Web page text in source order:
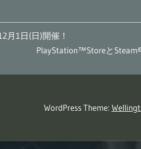
月1日(日)開催！
次
PlayStation™Storeと
WordPress Theme: